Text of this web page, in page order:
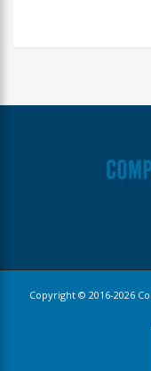
Copyright © 2016-2026